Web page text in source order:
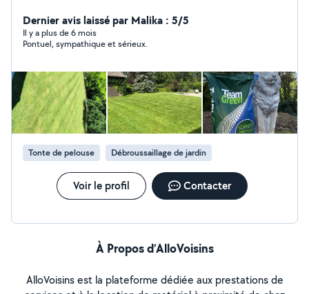
d'arrosage Devis gratuit Disponible 7j/7
Dernier avis laissé par Malika : 5/5
Il y a plus de 6 mois
Pontuel, sympathique et sérieux.
Tonte de pelouse Débroussaillage de jardin
Voir le profil Contacter
À Propos d’AlloVoisins
AlloVoisins est la plateforme dédiée aux prestations de